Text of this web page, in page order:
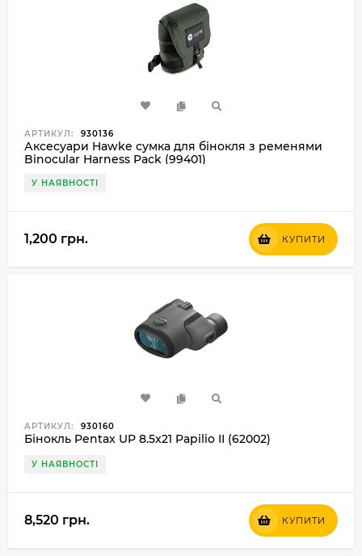
АРТИКУЛ: 930136
Аксесуари Hawke сумка для бінокля з ременями
Binocular Harness Pack (99401)
У НАЯВНОСТІ
1,200 грн. КУПИТИ
АРТИКУЛ: 930160
Бінокль Pentax UP 8.5x21 Papilio II (62002)
У НАЯВНОСТІ
8,520 грн. КУПИТИ